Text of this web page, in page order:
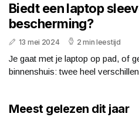
Biedt een laptop
bescherming?
13 mei 2024 2 min leestijd
Je gaat met je laptop op pad, of
binnenshuis: twee heel
Meest gelezen dit jaar